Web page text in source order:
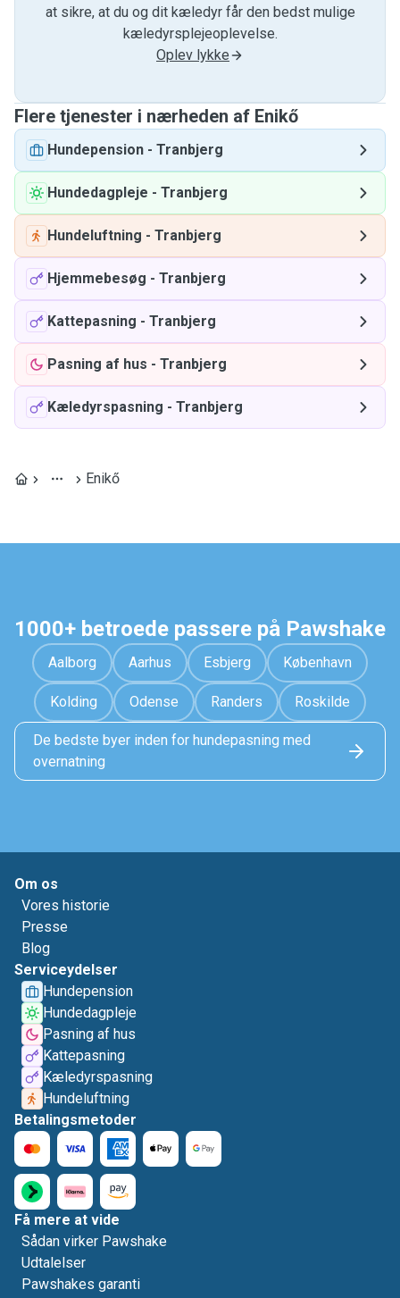
at sikre, at du og dit kæledyr får den bedst mulige
kæledyrsplejeoplevelse.
Oplev lykke
Flere tjenester i nærheden af ​​Enikő
Hundepension - Tranbjerg
Hundedagpleje - Tranbjerg
Hundeluftning - Tranbjerg
Hjemmebesøg - Tranbjerg
Kattepasning - Tranbjerg
Pasning af hus - Tranbjerg
Kæledyrspasning - Tranbjerg
Enikő
1000+ betroede passere på Pawshake
Aalborg Aarhus Esbjerg København
Kolding Odense Randers Roskilde
De bedste byer inden for hundepasning med
overnatning
Om os
Vores historie
Presse
Blog
Serviceydelser
Hundepension
Hundedagpleje
Pasning af hus
Kattepasning
Kæledyrspasning
Hundeluftning
Betalingsmetoder
Få mere at vide
Sådan virker Pawshake
Udtalelser
Pawshakes garanti